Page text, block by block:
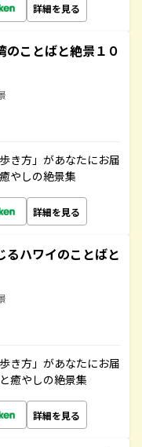
詳細を見る
のことばと絶景１０
き方」があなたにお届
やしの絶景集
詳細を見る
るハワイのことばと
き方」があなたにお届
癒やしの絶景集
詳細を見る